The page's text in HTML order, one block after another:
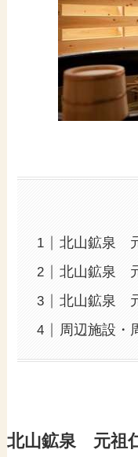
北山鉱泉
北山鉱泉
北山鉱泉
周辺施設・
北山鉱泉 元祖